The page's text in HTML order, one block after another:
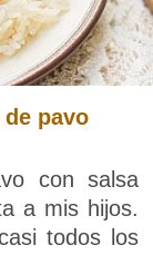
pavo
con salsa
a mis hijos.
todos los